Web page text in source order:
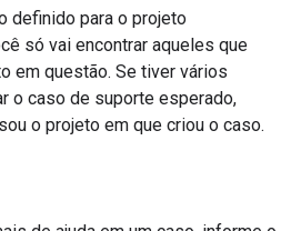
definido para o projeto
só vai encontrar aqueles que
em questão. Se tiver vários
o caso de suporte esperado,
o projeto em que criou o caso.